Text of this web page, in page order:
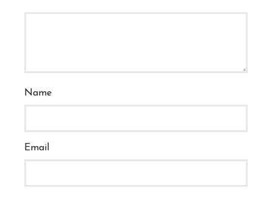
Name
Email